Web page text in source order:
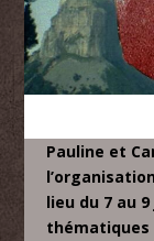
Pauline et
lieu du 7 au
thématiques